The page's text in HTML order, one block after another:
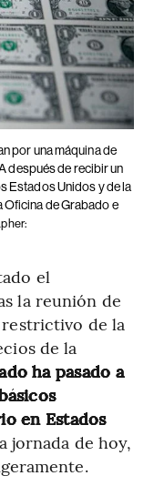
por una máquina de
después de recibir un
Estados Unidos y de la
Oficina de Grabado e
el
la reunión de
restrictivo de la
de la
ha pasado a
en Estados
jornada de hoy,